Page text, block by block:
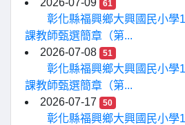
2026-07-09
61
彰化縣福興鄉大興國民小學
課教師甄選簡章（第...
2026-07-08
51
彰化縣福興鄉大興國民小學
課教師甄選簡章（第...
2026-07-17
50
彰化縣福興鄉大興國民小學